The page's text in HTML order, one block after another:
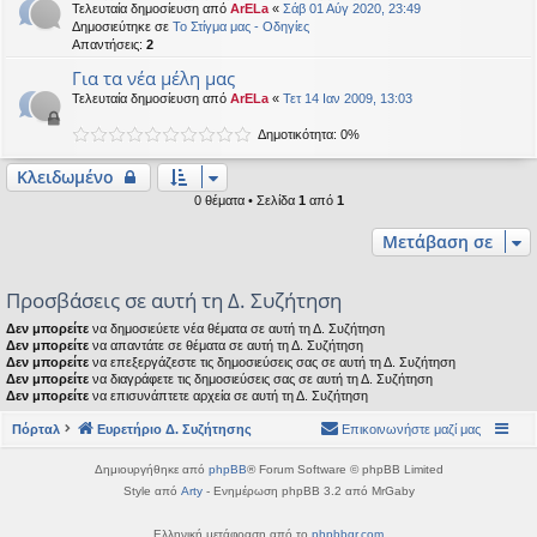
εις
Τελευταία δημοσίευση από ArELa « Σάβ 01 Αύγ 2020, 23:49
Δημοσιεύτηκε σε Το Στίγμα μας - Οδηγίες
Απαντήσεις: 2
Για τα νέα μέλη μας
Τελευταία δημοσίευση από ArELa « Τετ 14 Ιαν 2009, 13:03
Δημοτικότητα: 0%
Κλειδωμένο
0 θέματα • Σελίδα 1 από 1
Μετάβαση σε
Προσβάσεις σε αυτή τη Δ. Συζήτηση
Δεν μπορείτε να δημοσιεύετε νέα θέματα σε αυτή τη Δ. Συζήτηση
Δεν μπορείτε να απαντάτε σε θέματα σε αυτή τη Δ. Συζήτηση
Δεν μπορείτε να επεξεργάζεστε τις δημοσιεύσεις σας σε αυτή τη Δ. Συζήτηση
Δεν μπορείτε να διαγράφετε τις δημοσιεύσεις σας σε αυτή τη Δ. Συζήτηση
Δεν μπορείτε να επισυνάπτετε αρχεία σε αυτή τη Δ. Συζήτηση
Πόρταλ Ευρετήριο Δ. Συζήτησης Επικοινωνήστε μαζί μας
Δημιουργήθηκε από phpBB® Forum Software © phpBB Limited
Style από Arty- Ενημέρωση phpBB 3.2 από MrGaby
Ελληνική μετάφραση από το phpbbgr.com